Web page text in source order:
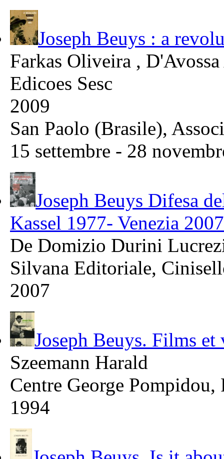
Joseph Beuys : a
Farkas Oliveira ,
Edicoes Sesc
2009
San Paolo (Brasile),
15 settembre - 28
Joseph Beuys Difesa
Kassel 1977- Venezia
De Domizio Durini
Silvana Editoriale,
2007
Joseph Beuys. Films
Szeemann Harald
Centre George Pompidou,
1994